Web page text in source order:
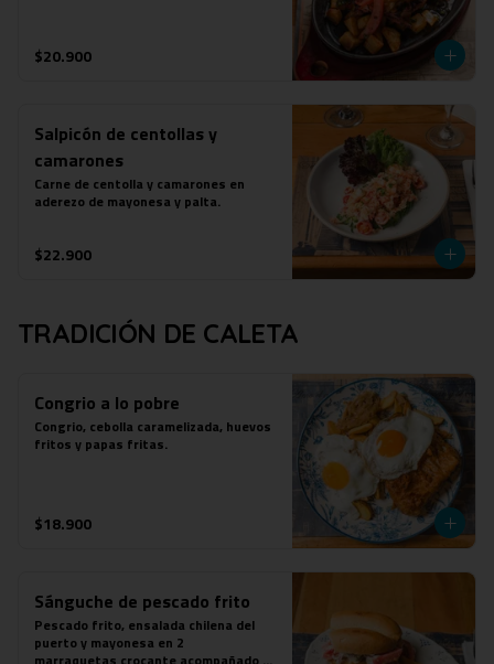
$20.900
Salpicón de centollas y
camarones
Carne de centolla y camarones en
aderezo de mayonesa y palta.
$22.900
TRADICIÓN DE CALETA
Congrio a lo pobre
Congrio, cebolla caramelizada, huevos
fritos y papas fritas.
$18.900
Sánguche de pescado frito
Pescado frito, ensalada chilena del
puerto y mayonesa en 2